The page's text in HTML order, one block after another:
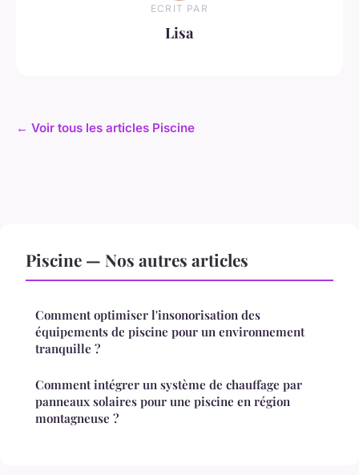
ECRIT PAR
Lisa
← Voir tous les articles Piscine
Piscine — Nos autres articles
Comment optimiser l'insonorisation des
équipements de piscine pour un environnement
tranquille ?
Comment intégrer un système de chauffage par
panneaux solaires pour une piscine en région
montagneuse ?